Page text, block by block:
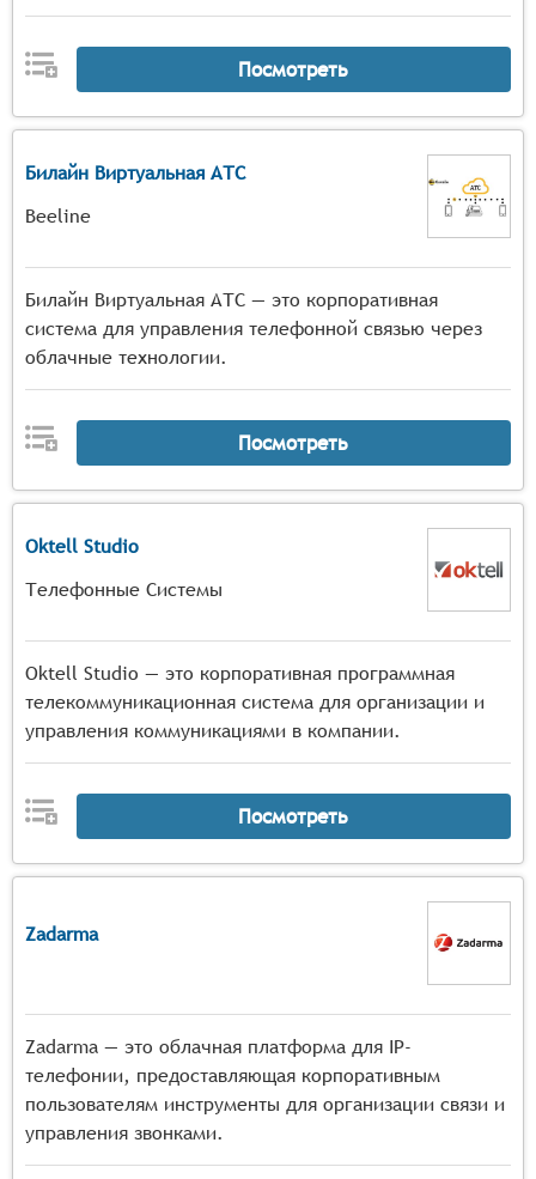
удобства взаимодействия пользователей,
возможность масштабирования системы в
соответствии с ростом числа пользователей и
обеспечение качественной передачи медиаданных
с минимальным уровнем задержек и потерь
пакетов.
Посмотреть
Билайн Виртуальная АТС
Beeline
Билайн Виртуальная АТС — это корпоративная
система для управления телефонной связью через
облачные технологии.
Посмотреть
Oktell Studio
Телефонные Системы
Oktell Studio — это корпоративная программная
телекоммуникационная система для организации и
управления коммуникациями в компании.
Посмотреть
Zadarma
Zadarma — это облачная платформа для IP-
телефонии, предоставляющая корпоративным
пользователям инструменты для организации связи и
управления звонками.